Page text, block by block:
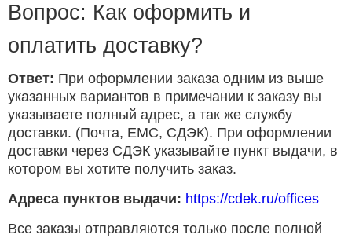
Вопрос: Как оформить и
оплатить доставку?
Ответ: При оформлении заказа одним из выше
указанных вариантов в примечании к заказу вы
указываете полный адрес, а так же службу
доставки. (Почта, ЕМС, СДЭК). При оформлении
доставки через СДЭК указывайте пункт выдачи, в
котором вы хотите получить заказ.
Адреса пунктов выдачи: https://cdek.ru/offices
Все заказы отправляются только после полной